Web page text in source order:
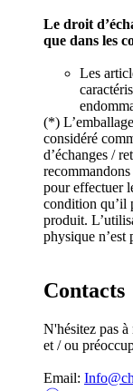
Le droit
que dans les
Les
(*)
considéré
d’échanges /
pour effectuer
condition qu’il
produit.
physique n’est
Contacts
N'hésitez pas
et / ou
Email: